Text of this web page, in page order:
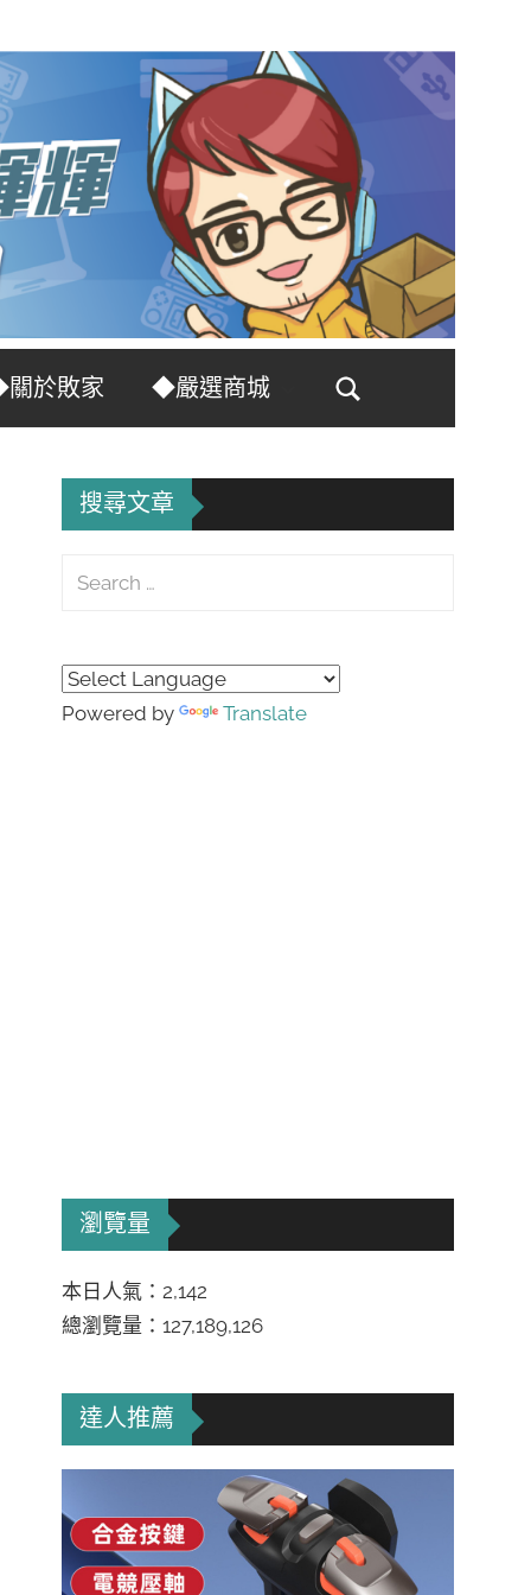
於敗家
◆嚴選商城
Search
搜尋文章
Search
Powered by Translate
瀏覽量
本日人氣：2,142
總瀏覽量：127,189,126
達人推薦